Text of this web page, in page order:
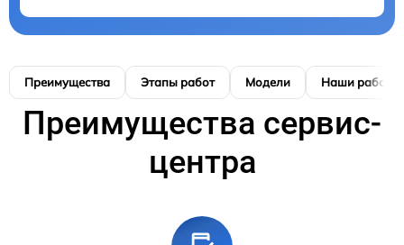
Преимущества Этапы работ Модели Наши работы
Преимущества сервис-
центра